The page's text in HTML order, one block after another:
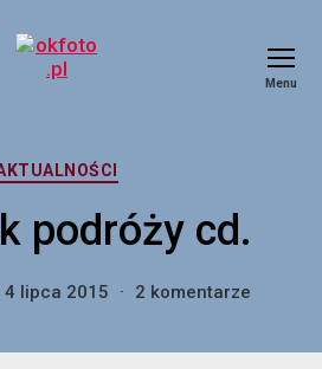
Menu
Kategorie
podróży cd.
4 lipca 2015 2 komentarzedo